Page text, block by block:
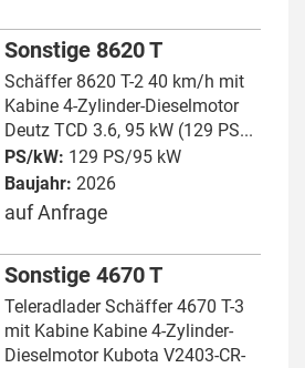
Sonstige 8620 T
Schäffer 8620 T-2 40 km/h mit
Kabine 4-Zylinder-Dieselmotor
Deutz TCD 3.6, 95 kW (129 PS...
PS/kW: 129 PS/95 kW
Baujahr: 2026
auf Anfrage
Sonstige 4670 T
Teleradlader Schäffer 4670 T-3
mit Kabine Kabine 4-Zylinder-
Dieselmotor Kubota V2403-CR-